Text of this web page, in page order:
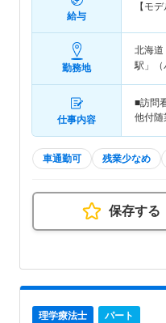
給与
【モ
勤務地
北海道
駅」（
仕事内容
■訪問
他付
車通勤可 残業少なめ
保存する
理学療法士 パート